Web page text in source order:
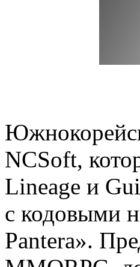
NCSoft,
Lineage и
с кодовыми
Pantera».